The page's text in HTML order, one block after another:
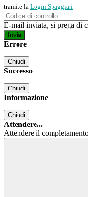
tramite la Login Spaggiari
E-mail inviata, si prega di
Errore
Chiudi
Successo
Chiudi
Informazione
Chiudi
Attendere...
Attendere il